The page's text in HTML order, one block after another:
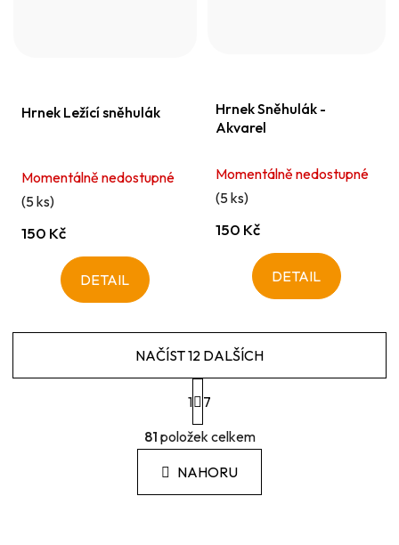
Hrnek Ležící sněhulák
Momentálně nedostupné
(5 ks)
150 Kč
DETAIL
Hrnek Sněhulák -
Akvarel
Momentálně nedostupné
(5 ks)
150 Kč
DETAIL
O
v
á
d
NAČÍST 12 DALŠÍCH
S
t
r
á
n
k
1
7
81 položek celkem
NAHORU